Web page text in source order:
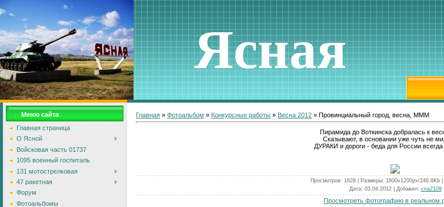
Ясная
Меню сайта
Главная страница
О Ясной
Войсковая часть 01737
1095 военный госпиталь
131 мотострелковая
47 ракетная
Форум
Фотоальбомы
Главная » Фотоальбом » Конкурсные работы » Весна 2012 » Провинциальный город, весна, МММ
Пирамида до Воткинска добралась к
Сказывают, в основании уже чуть не
ДУРАКИ и дороги - беда для России всегда
Просмотров: 1628 | Размеры: 1600x1200px/246.8Kb |
Дата: 03.04.2012 | Добавил: cna2109
Просмотреть фотографию в реальном